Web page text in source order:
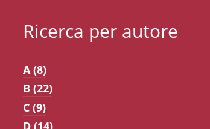
Ricerca per autore
A (8)
B (22)
C (9)